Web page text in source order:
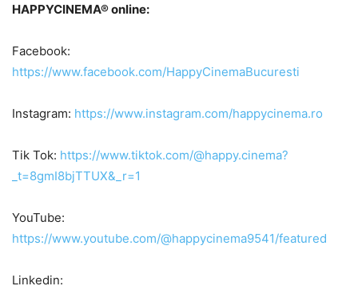
HAPPYCINEMA® online:
Facebook:
https://www.facebook.com/HappyCinemaBucuresti
Instagram: https://www.instagram.com/happycinema.ro
Tik Tok: https://www.tiktok.com/@happy.cinema?
_t=8gmI8bjTTUX&_r=1
YouTube:
https://www.youtube.com/@happycinema9541/featured
Linkedin: